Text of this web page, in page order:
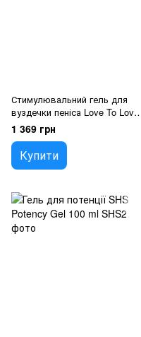
Стимулювальний гель для
вуздечки пеніса Love To Love
Make Me Shiver 30 мл
1 369 грн
Купити